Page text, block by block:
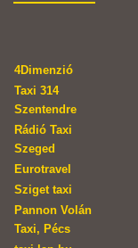
4Dimenzió
Taxi 314
Szentendre
Rádió Taxi
Szeged
Eurotravel
Sziget taxi
Pannon Volán
Taxi, Pécs